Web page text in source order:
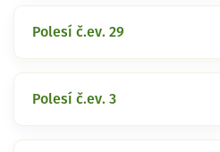
Polesí č.ev. 29
Polesí č.ev. 3